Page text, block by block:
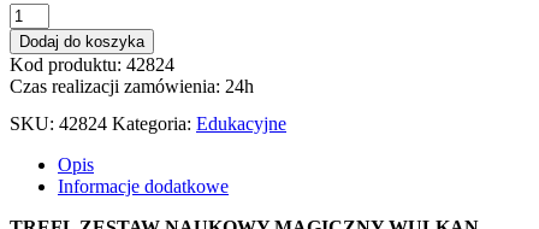
ilość
ZESTAW
NAUKOWY
MAGICZNY
WULKAN
61966
Dodaj do koszyka
Kod produktu: 42824
Czas realizacji zamówienia: 24h
SKU: 42824 Kategoria: Edukacyjne
Opis
Informacje dodatkowe